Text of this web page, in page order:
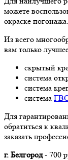
можете
окраске погонажа.
Из всего
вам только
скрытый
система
система
система
Для
обратиться к
заказать
г. Белгород- 700